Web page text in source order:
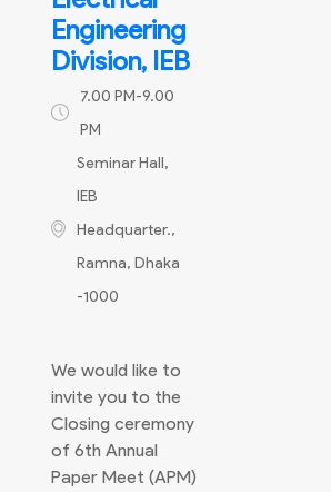
Engineering
Division, IEB
7.00 PM-9.00
PM
Seminar Hall,
IEB
Headquarter.,
Ramna, Dhaka
-1000
We would like to
invite you to the
Closing ceremony
of 6th Annual
Paper Meet (APM)